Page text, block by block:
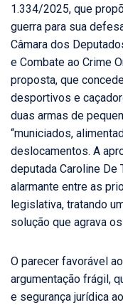
1.334/2025, que
guerra para sua
Câmara dos
e Combate ao Crime
proposta, que
desportivos e
duas armas de
“municiados,
deslocamentos. A
deputada Caroline De
alarmante entre as
legislativa, tratando
solução que agrava
O parecer favorável
argumentação frágil,
e segurança jurídica